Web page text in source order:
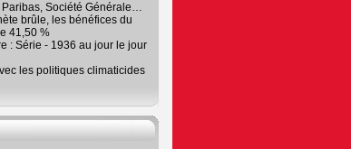
Paribas, Société Générale…
brûle, les bénéfices du
41,50 %
: Série - 1936 au jour le jour
les politiques climaticides